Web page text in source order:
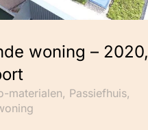
woning – 2020,
materialen, Passiefhuis,